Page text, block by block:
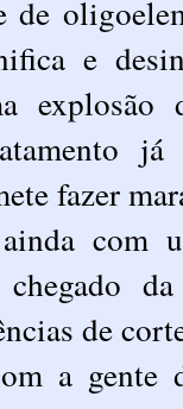
de
e
fazer
com
de
a gente